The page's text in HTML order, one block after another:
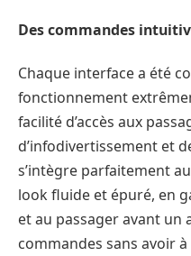
Des commandes
Chaque interface a été
fonctionnement
facilité d’accès aux
d’infodivertissement et
s’intègre parfaitement
look fluide et épuré, en
et au passager avant un
commandes sans avoir